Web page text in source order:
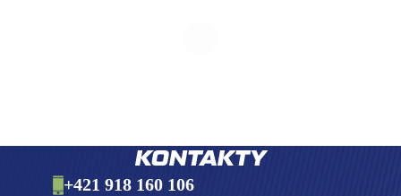
KONTAKTY
+421 918 160 106